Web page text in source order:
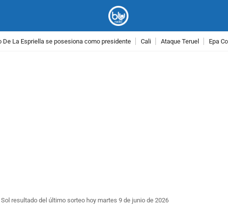
De La Espriella se posesiona como presidente Cali Ataque Teruel Epa
resultado del último sorteo hoy martes 9 de junio de 2026